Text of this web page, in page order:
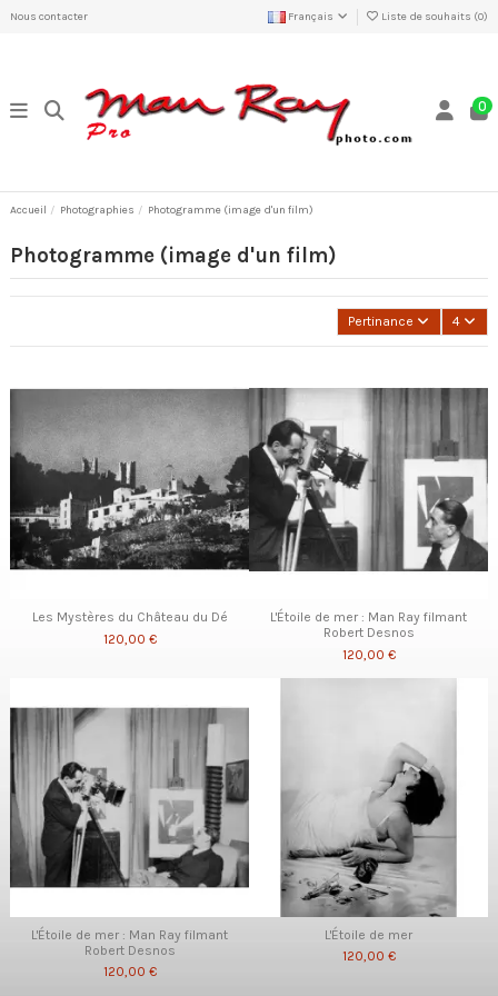
Nous contacter Français Liste de souhaits (0)
0
Accueil Photographies Photogramme (image d'un film)
Photogramme (image d'un film)
Pertinance 4
Les Mystères du Château du Dé
120,00 €
L'Étoile de mer : Man Ray filmant
Robert Desnos
120,00 €
L'Étoile de mer : Man Ray filmant
Robert Desnos
120,00 €
L'Étoile de mer
120,00 €